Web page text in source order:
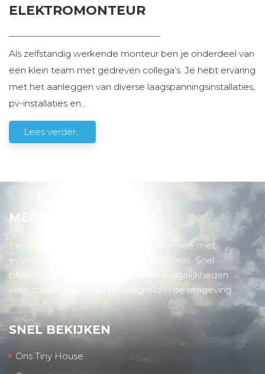
ELEKTROMONTEUR
Als zelfstandig werkende monteur ben je onderdeel van
een klein team met gedreven collega’s. Je hebt ervaring
met het aanleggen van diverse laagspanningsinstallaties,
pv-installaties en…
Lees verder...
MEANDER TINY HOUSE
Een klein, gezellig huis voor 2 volwassenen, met
eventueel nog 2 slaapplaatsen op de vide. Snel
bereikbaar via de snelweg, en veel mogelijkheden
voor cultuur, natuur en gezelligheid in de omgeving.
SNEL BEKIJKEN
Ons Tiny House